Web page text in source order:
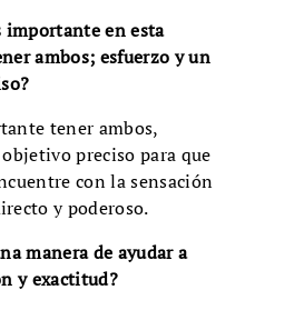
importante en esta
ambos; esfuerzo y un
tener ambos,
preciso para que
con la sensación
y poderoso.
manera de ayudar a
y exactitud?